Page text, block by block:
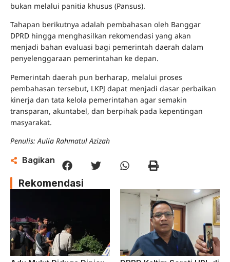
bukan melalui panitia khusus (Pansus).
Tahapan berikutnya adalah pembahasan oleh Banggar
DPRD hingga menghasilkan rekomendasi yang akan
menjadi bahan evaluasi bagi pemerintah daerah dalam
penyelenggaraan pemerintahan ke depan.
Pemerintah daerah pun berharap, melalui proses
pembahasan tersebut, LKPJ dapat menjadi dasar perbaikan
kinerja dan tata kelola pemerintahan agar semakin
transparan, akuntabel, dan berpihak pada kepentingan
masyarakat.
Penulis: Aulia Rahmatul Azizah
Bagikan
Rekomendasi